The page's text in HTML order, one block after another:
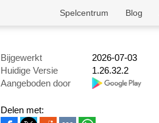
Blog
Spelcentrum
Bijgewerkt
2026-07-03
Huidige Versie
1.26.32.2
Aangeboden door
Delen met: